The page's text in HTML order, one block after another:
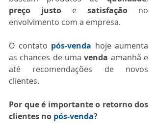
preço justo e satisfação no
envolvimento com a empresa.
O contato pós-venda hoje aumenta
as chances de uma venda amanhã e
até recomendações de novos
clientes.
Por que é importante o retorno dos
clientes no pós-venda?